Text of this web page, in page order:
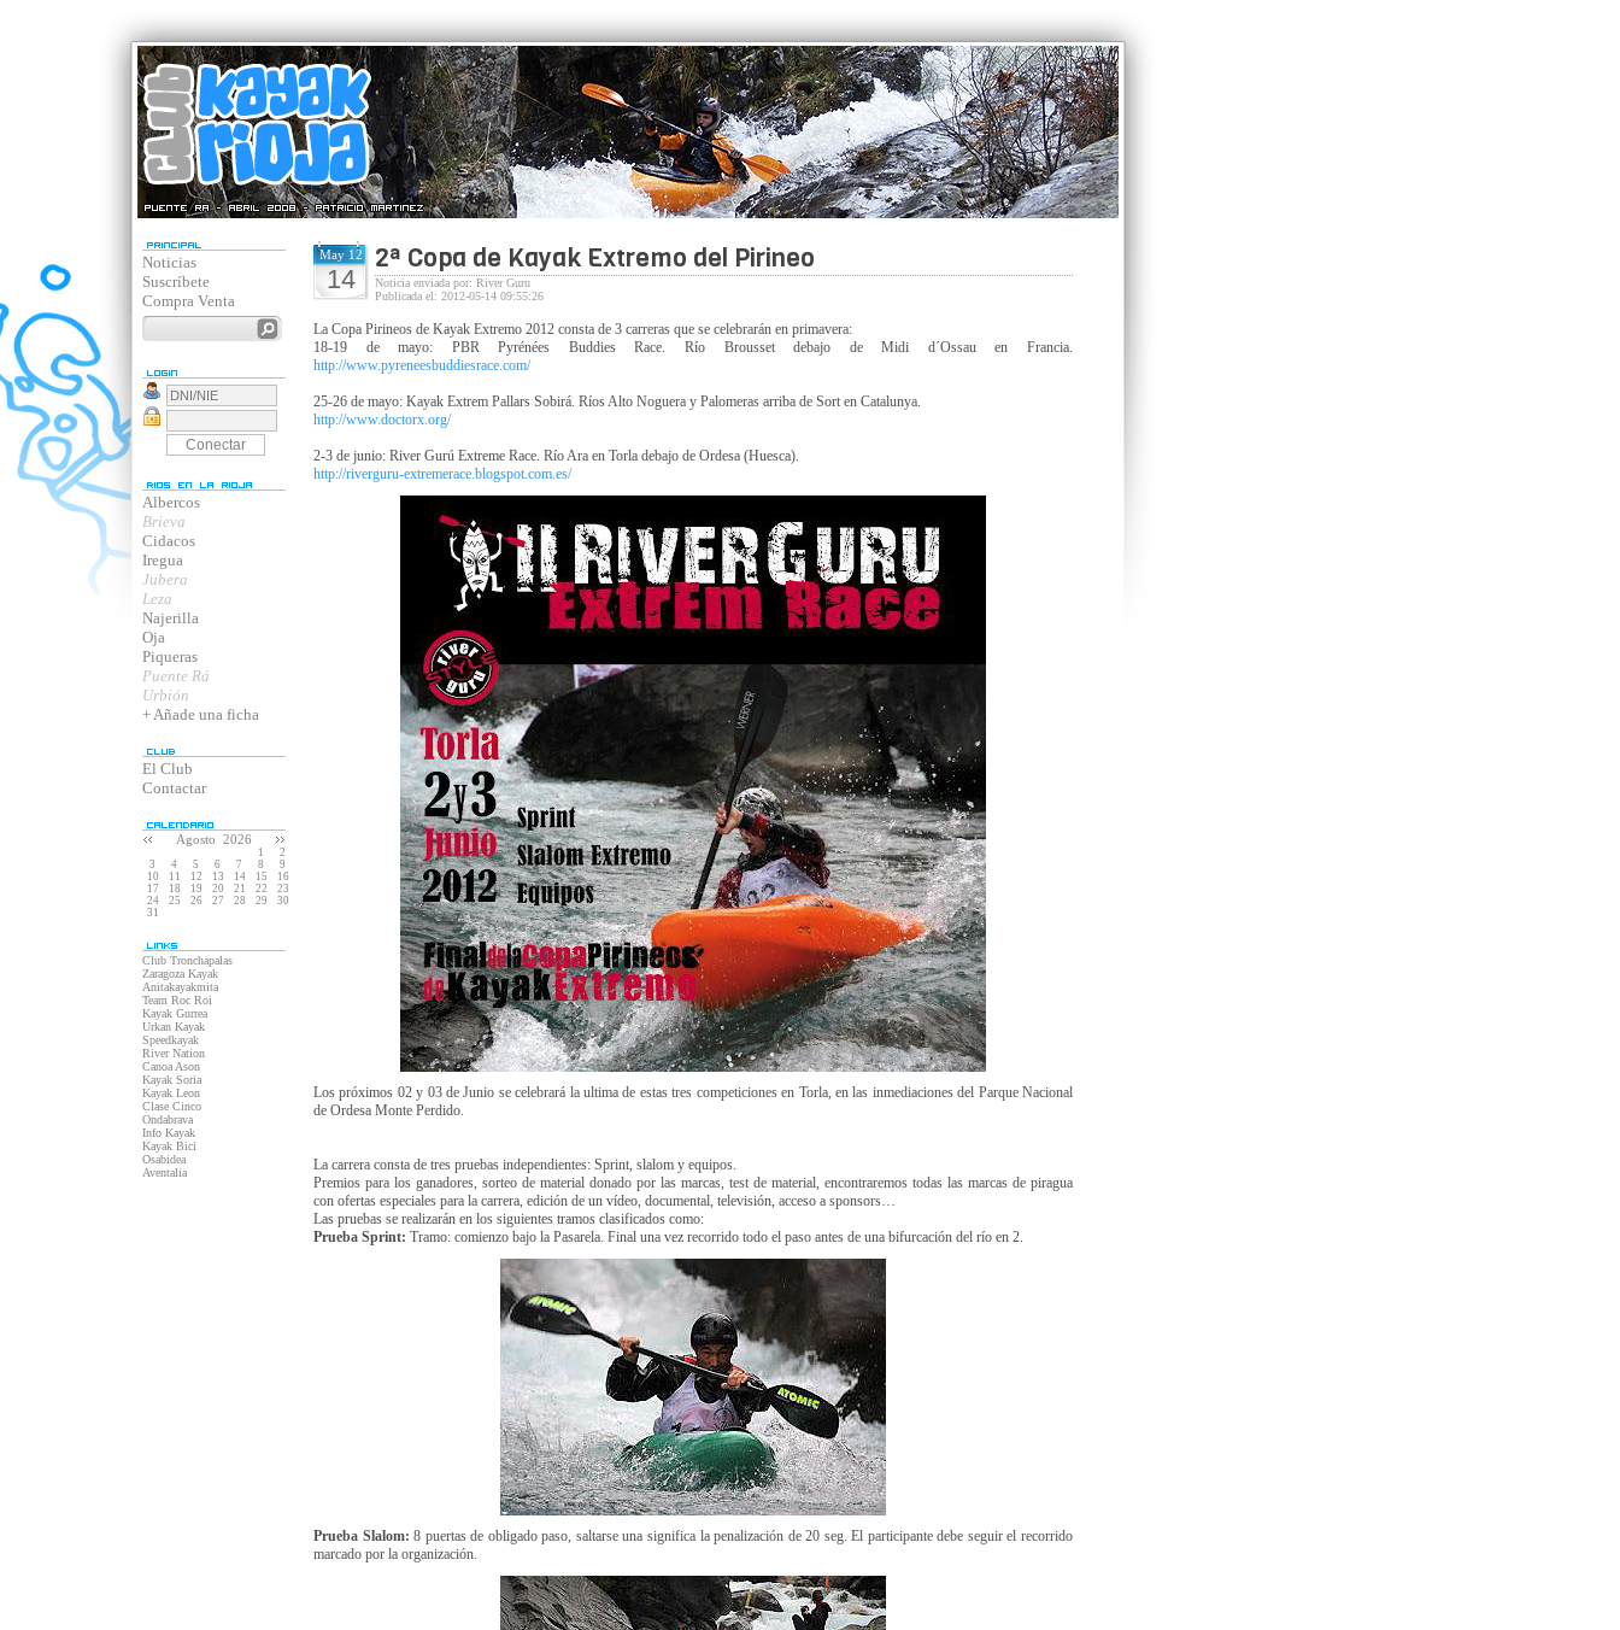
Noticias
Suscríbete
Compra Venta
Albercos
Brieva
Cidacos
Iregua
Jubera
Leza
Najerilla
Oja
Piqueras
Puente Rá
Urbión
+ Añade una ficha
El Club
Contactar
Agosto 2026
1
2
3
4 5 6 7 8
9
10
11 12 13 14 15
16
17
18 19 20 21 22
23
24
25 26 27 28 29
30
31
Club Tronchapalas
Zaragoza Kayak
Anitakayakmita
Team Roc Roi
Kayak Gurrea
Urkan Kayak
Speedkayak
River Nation
Canoa Ason
Kayak Soria
Kayak Leon
Clase Cinco
Ondabrava
Info Kayak
Kayak Bici
Osabidea
Aventalia
May 12
14
2ª Copa de Kayak Extremo del Pirineo
Noticia enviada por: River Guru
Publicada el: 2012-05-14 09:55:26
La Copa Pirineos de Kayak Extremo 2012 consta de 3 carreras que se celebrarán en primavera:
18-19 de mayo: PBR Pyrénées Buddies Race. Río Brousset debajo de Midi d´Ossau en Francia.
http://www.pyreneesbuddiesrace.com/
25-26 de mayo: Kayak Extrem Pallars Sobirá. Ríos Alto Noguera y Palomeras arriba de Sort en Catalunya.
http://www.doctorx.org/
2-3 de junio: River Gurú Extreme Race. Río Ara en Torla debajo de Ordesa (Huesca).
http://riverguru-extremerace.blogspot.com.es/
Los próximos 02 y 03 de Junio se celebrará la ultima de estas tres competiciones en Torla, en las inmediaciones del Parque Nacional
de Ordesa Monte Perdido.
La carrera consta de tres pruebas independientes: Sprint, slalom y equipos.
Premios para los ganadores, sorteo de material donado por las marcas, test de material, encontraremos todas las marcas de piragua
con ofertas especiales para la carrera, edición de un vídeo, documental, televisión, acceso a sponsors…
Las pruebas se realizarán en los siguientes tramos clasificados como:
Prueba Sprint: Tramo: comienzo bajo la Pasarela. Final una vez recorrido todo el paso antes de una bifurcación del río en 2.
Prueba Slalom: 8 puertas de obligado paso, saltarse una significa la penalización de 20 seg. El participante debe seguir el recorrido
marcado por la organización.